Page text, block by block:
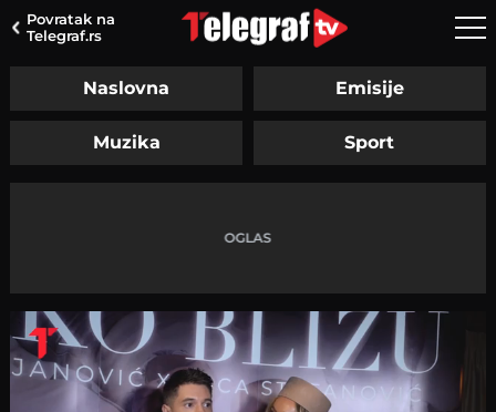
Povratak na
Telegraf.rs
Naslovna Emisije
Muzika Sport